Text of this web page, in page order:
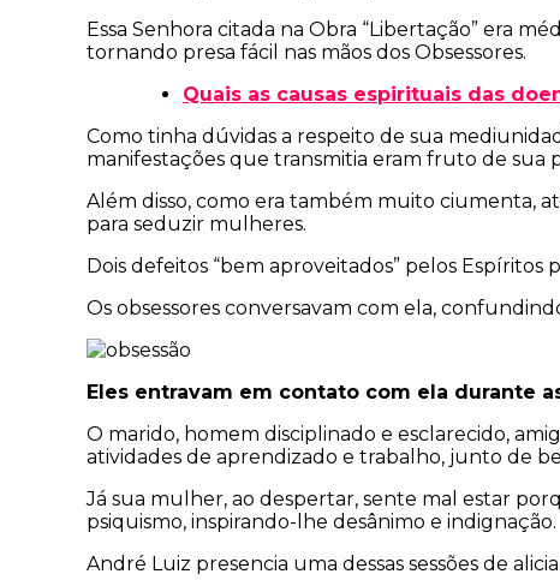
Essa Senhora citada na Obra “Libertação” era
tornando presa fácil nas mãos dos Obsessores.
Quais as causas espirituais das
Como tinha dúvidas a respeito de sua
manifestações que transmitia eram fruto de sua
Além disso, como era também muito ciumenta,
para seduzir mulheres.
Dois defeitos “bem aproveitados” pelos Espíritos
Os obsessores conversavam com ela,
Eles entravam em contato com ela durante
O marido, homem disciplinado e esclarecido,
atividades de aprendizado e trabalho, junto de
Já sua mulher, ao despertar, sente mal estar
psiquismo, inspirando-lhe desânimo e indignação.
André Luiz presencia uma dessas sessões de